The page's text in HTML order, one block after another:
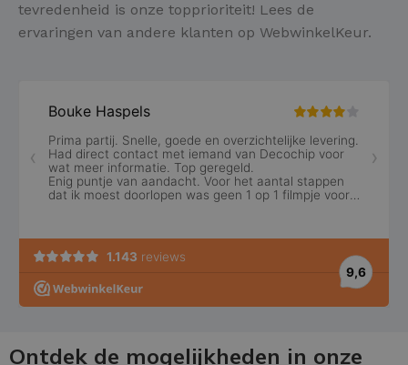
tevredenheid is onze topprioriteit! Lees de
ervaringen van andere klanten op WebwinkelKeur.
Ontdek de mogelijkheden in onze